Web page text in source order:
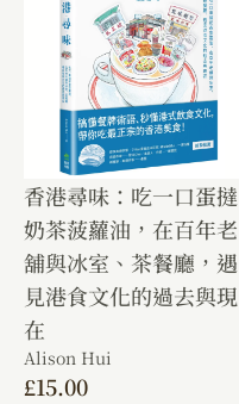
香港尋味：吃一口蛋撻
奶茶菠蘿油，在百年老
舖與冰室、茶餐廳，遇
見港食文化的過去與現
在
Alison Hui
£15.00